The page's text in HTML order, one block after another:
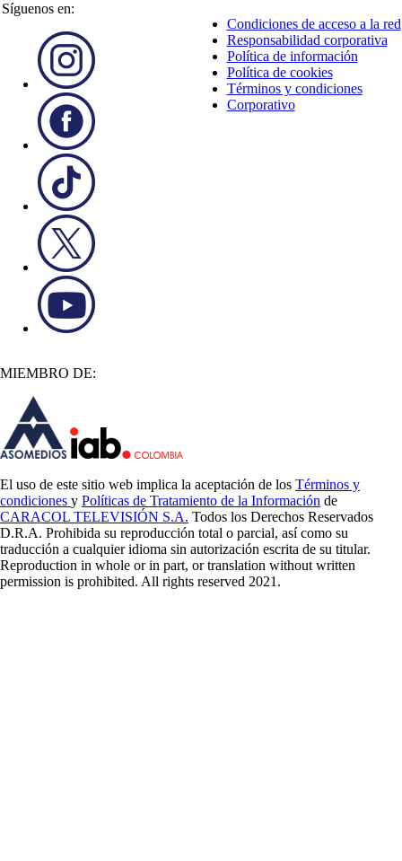
Síguenos en:
Condiciones de acceso a la red
Responsabilidad corporativa
Política de información
Política de cookies
Términos y condiciones
Corporativo
MIEMBRO DE:
El uso de este sitio web implica la aceptación de los Términos y
condiciones y Políticas de Tratamiento de la Información de
CARACOL TELEVISIÓN S.A. Todos los Derechos Reservados
D.R.A. Prohibida su reproducción total o parcial, así como su
traducción a cualquier idioma sin autorización escrita de su titular.
Reproduction in whole or in part, or translation without written
permission is prohibited. All rights reserved 2021.